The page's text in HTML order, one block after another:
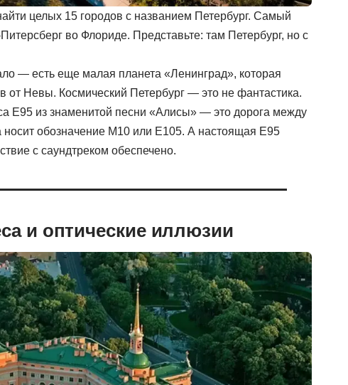
целых 15 городов с названием Петербург. Самый
во Флориде. Представьте: там Петербург, но с
— есть еще малая планета «Ленинград», которая
от Невы. Космический Петербург — это не фантастика.
Е95 из знаменитой песни «Алисы» — это дорога между
носит обозначение М10 или Е105. А настоящая Е95
с саундтреком обеспечено.
и оптические иллюзии